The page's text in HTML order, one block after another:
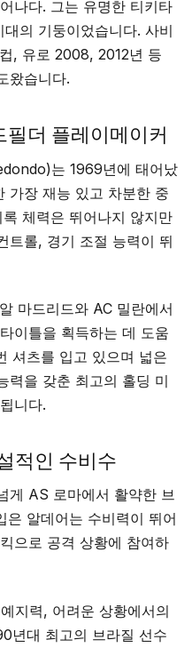
나다. 그는 유명한 티키타
의 기둥이었습니다. 사비
, 유로 2008, 2012년 등
왔습니다.
더 플레이메이커
는 1969년에 태어났
가장 재능 있고 차분한 중
체력은 뛰어나지 않지만
트롤, 경기 조절 능력이 뛰
마드리드와 AC 밀란에서
이틀을 획득하는 데 도움
셔츠를 입고 있으며 넓은
력을 갖춘 최고의 홀딩 미
니다.
적인 수비수
게 AS 로마에서 활약한 브
은 알데어는 수비력이 뛰어
으로 공격 상황에 참여하
지력, 어려운 상황에서의
년대 최고의 브라질 선수